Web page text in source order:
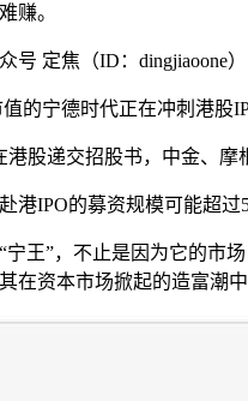
赚。
号 定焦（ID：dingjiaoone
的宁德时代正在冲刺港股
港股递交招股书，中金、
港IPO的募资规模可能超过
宁王”，不止是因为它的市
在资本市场掀起的造富潮中